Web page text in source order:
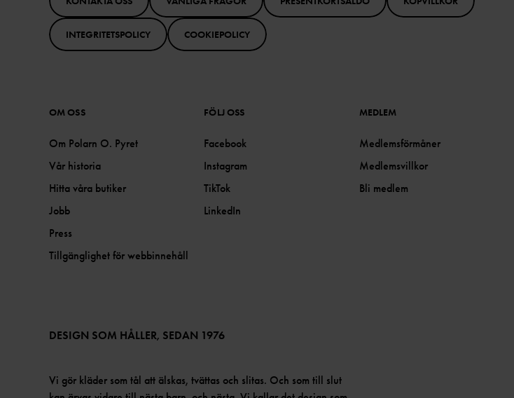
INTEGRITETSPOLICY COOKIEPOLICY
OM OSS
Om Polarn O. Pyret
Vår historia
Hitta våra butiker
Jobb
Press
Tillgänglighet för webbinnehåll
FÖLJ OSS
Facebook
Instagram
TikTok
LinkedIn
MEDLEM
Medlemsförmåner
Medlemsvillkor
Bli medlem
DESIGN SOM HÅLLER, SEDAN 1976
Vi gör kläder som tål att älskas, tvättas och slitas. Och som till slut